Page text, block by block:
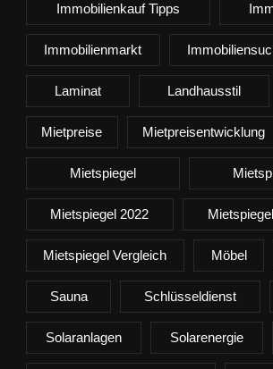
Immobilienkauf Tipps
Immobilienmarkt
Laminat Landhausstil
Mietpreise Mietpreisentwicklung
Mietspiegel
Mietspiegel 2022
Mietspiegel Vergleich Möbel
Sauna Schlüsseldienst
Solaranlagen Solarenergie